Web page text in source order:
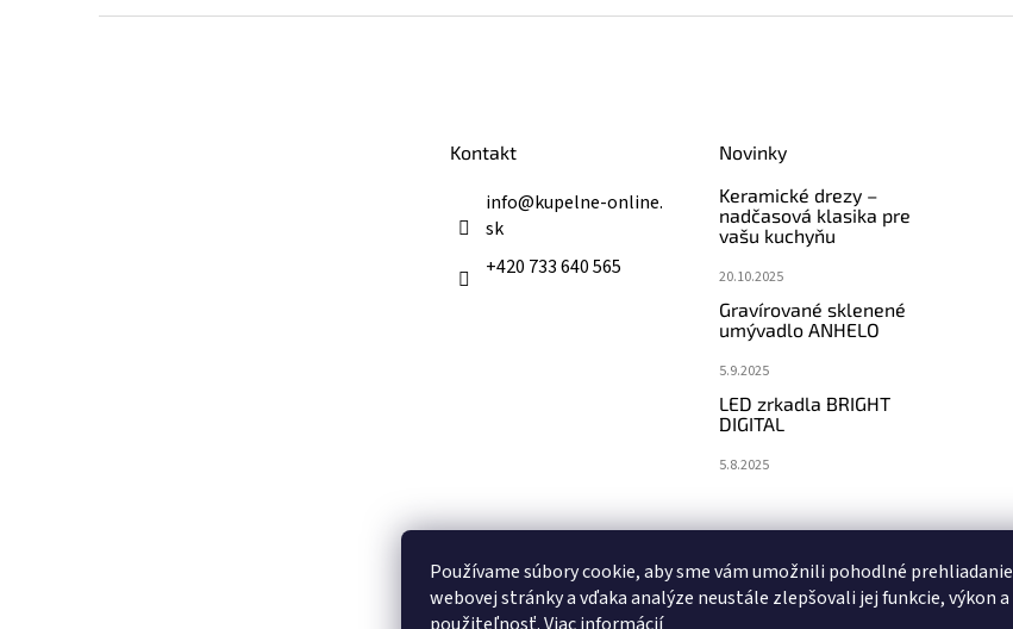
Používame súbory cookie, aby sme vám umožnili pohodlné prehliadanie
webovej stránky a vďaka analýze neustále zlepšovali jej funkcie, výkon a
Kontakt
info@kupelne-online.
sk
+420 733 640 565
Novinky
Keramické drezy –
nadčasová klasika pre
vašu kuchyňu
20.10.2025
Gravírované sklenené
umývadlo ANHELO
5.9.2025
LED zrkadla BRIGHT
DIGITAL
5.8.2025